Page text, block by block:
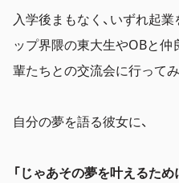
入学後まもなく、いずれ起
ップ界隈の東大生やOBと仲
輩たちとの交流会に行ってみ
自分の夢を語る彼女に、
「じゃあその夢を叶えるた